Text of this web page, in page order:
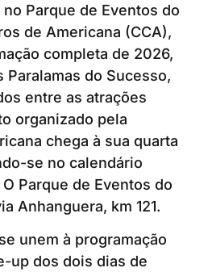
Parque de Eventos do
de Americana (CCA),
completa de 2026,
Paralamas do Sucesso,
entre as atrações
organizado pela
chega à sua quarta
se no calendário
Parque de Eventos do
Anhanguera, km 121.
unem à programação
up dos dois dias de